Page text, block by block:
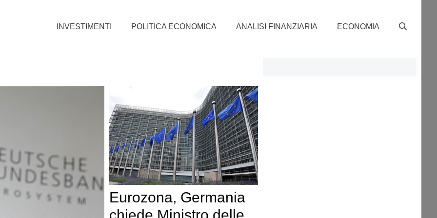
INVESTIMENTI POLITICA ECONOMICA ANALISI FINANZIARIA ECONOMIA
Eurozona, Germania